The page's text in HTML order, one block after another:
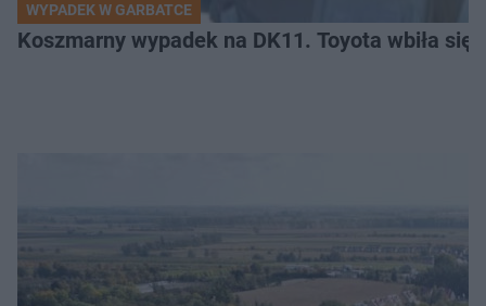
WYPADEK W GARBATCE
Koszmarny wypadek na DK11. Toyota wbiła się